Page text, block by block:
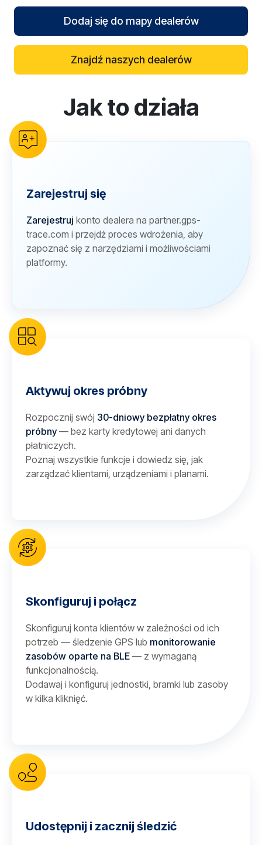
Dodaj się do mapy dealerów
Znajdź naszych dealerów
reCAPTCHA verificationJak to działa
Zarejestruj się
Zarejestruj konto dealera na partner.gps-
trace.com i przejdź proces wdrożenia, aby
zapoznać się z narzędziami i możliwościami
platformy.
Aktywuj okres próbny
Rozpocznij swój 30-dniowy bezpłatny okres
próbny— bez karty kredytowej ani danych
płatniczych.
Poznaj wszystkie funkcje i dowiedz się, jak
zarządzać klientami, urządzeniami i planami.
Skonfiguruj i połącz
Skonfiguruj konta klientów w zależności od ich
potrzeb — śledzenie GPS lub monitorowanie
zasobów oparte na BLE — z wymaganą
funkcjonalnością.
Dodawaj i konfiguruj jednostki, bramki lub zasoby
w kilka kliknięć.
Udostępnij i zacznij śledzić